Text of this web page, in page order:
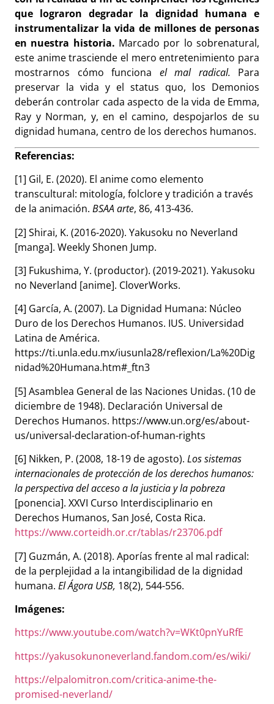
que lograron degradar la dignidad humana e
instrumentalizar la vida de millones de personas
en nuestra historia. Marcado por lo sobrenatural,
este anime trasciende el mero entretenimiento para
mostrarnos cómo funciona el mal radical. Para
preservar la vida y el status quo, los Demonios
deberán controlar cada aspecto de la vida de Emma,
Ray y Norman, y, en el camino, despojarlos de su
dignidad humana, centro de los derechos humanos.
Referencias:
[1] Gil, E. (2020). El anime como elemento
transcultural: mitología, folclore y tradición a través
de la animación. BSAA arte, 86, 413-436.
[2] Shirai, K. (2016-2020). Yakusoku no Neverland
[manga]. Weekly Shonen Jump.
[3] Fukushima, Y. (productor). (2019-2021). Yakusoku
no Neverland [anime]. CloverWorks.
[4] García, A. (2007). La Dignidad Humana: Núcleo
Duro de los Derechos Humanos. IUS. Universidad
Latina de América.
https://ti.unla.edu.mx/iusunla28/reflexion/La%20Dig
nidad%20Humana.htm#_ftn3
[5] Asamblea General de las Naciones Unidas. (10 de
diciembre de 1948). Declaración Universal de
Derechos Humanos. https://www.un.org/es/about-
us/universal-declaration-of-human-rights
[6] Nikken, P. (2008, 18-19 de agosto). Los sistemas
internacionales de protección de los derechos humanos:
la perspectiva del acceso a la justicia y la pobreza
[ponencia]. XXVI Curso Interdisciplinario en
Derechos Humanos, San José, Costa Rica.
https://www.corteidh.or.cr/tablas/r23706.pdf
[7] Guzmán, A. (2018). Aporías frente al mal radical:
de la perplejidad a la intangibilidad de la dignidad
humana. El Ágora USB, 18(2), 544-556.
Imágenes:
https://www.youtube.com/watch?v=WKt0pnYuRfE
https://yakusokunoneverland.fandom.com/es/wiki/
https://elpalomitron.com/critica-anime-the-
promised-neverland/